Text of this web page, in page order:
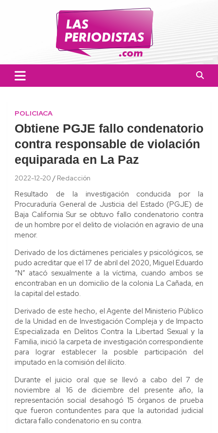
Las Periodistas
informado a la población.
POLICIACA
Obtiene PGJE fallo condenatorio
contra responsable de violación
equiparada en La Paz
2022-12-20 Redacción
Resultado de la investigación conducida por la
Procuraduría General de Justicia del Estado (PGJE) de
Baja California Sur se obtuvo fallo condenatorio contra
de un hombre por el delito de violación en agravio de una
menor.
Derivado de los dictámenes periciales y psicológicos, se
pudo acreditar que el 17 de abril del 2020, Miguel Eduardo
“N” atacó sexualmente a la víctima, cuando ambos se
encontraban en un domicilio de la colonia La Cañada, en
la capital del estado.
Derivado de este hecho, el Agente del Ministerio Público
de la Unidad en de Investigación Compleja y de Impacto
Especializada en Delitos Contra la Libertad Sexual y la
Familia, inició la carpeta de investigación correspondiente
para lograr establecer la posible participación del
imputado en la comisión del ilícito.
Durante el juicio oral que se llevó a cabo del 7 de
noviembre al 16 de diciembre del presente año, la
representación social desahogó 15 órganos de prueba
que fueron contundentes para que la autoridad judicial
dictara fallo condenatorio en su contra.